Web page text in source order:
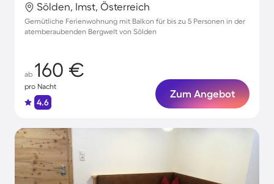
Sölden, Imst, Österreich
Gemütliche Ferienwohnung mit Balkon für bis zu 5 Personen in der
atemberaubenden Bergwelt von Sölden
ab 160 €
pro Nacht
4.6
Zum Angebot